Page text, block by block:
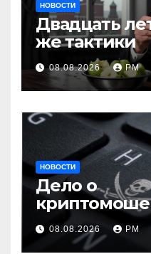
НОВОСТИ
Двадцать
же тактики
08.08.2026 РМ
НОВОСТИ
Дело о
терроризму
08.08.2026 РМ